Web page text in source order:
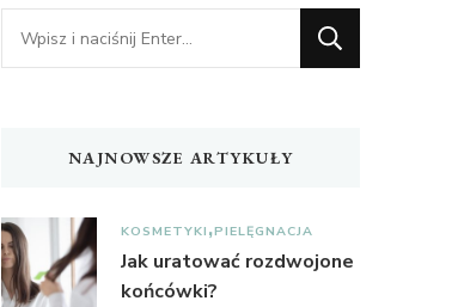
Szukasz
czegoś?
NAJNOWSZE ARTYKUŁY
KOSMETYKI PIELĘGNACJA
Jak uratować rozdwojone
końcówki?